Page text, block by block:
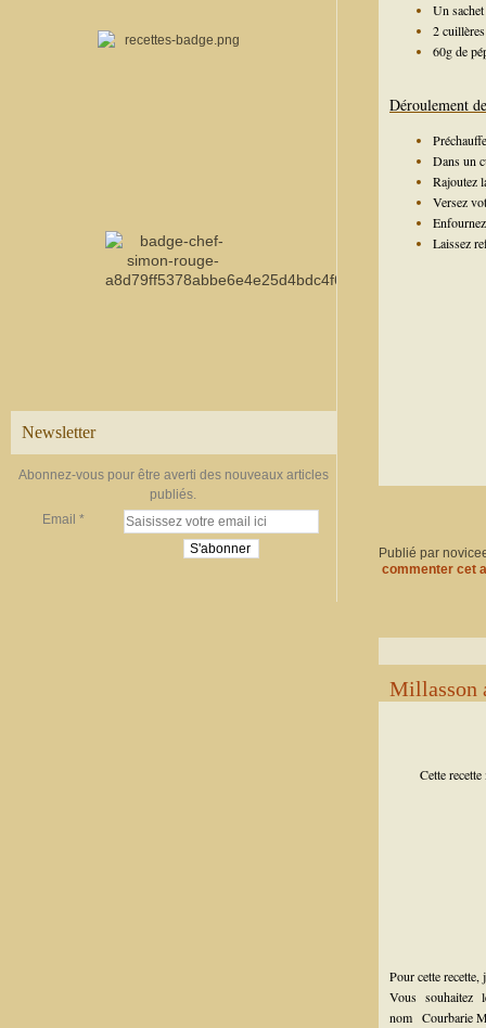
Newsletter
Abonnez-vous pour être averti des nouveaux articles
publiés.
Email
Un
2
60g de
Déroulement
Dans un
Rajoutez
Versez
Laissez
Publié par
commenter cet
Millasson
Cette
Pour cette
Vous souhaitez
nom Courbarie